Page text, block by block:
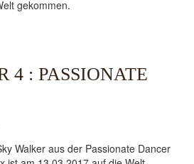
gekommen.
4 : PASSIONATE
Walker aus der Passionate Dancer